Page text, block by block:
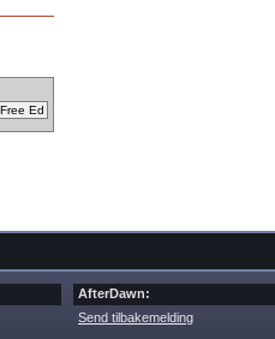
AfterDawn:
Send tilbakemelding